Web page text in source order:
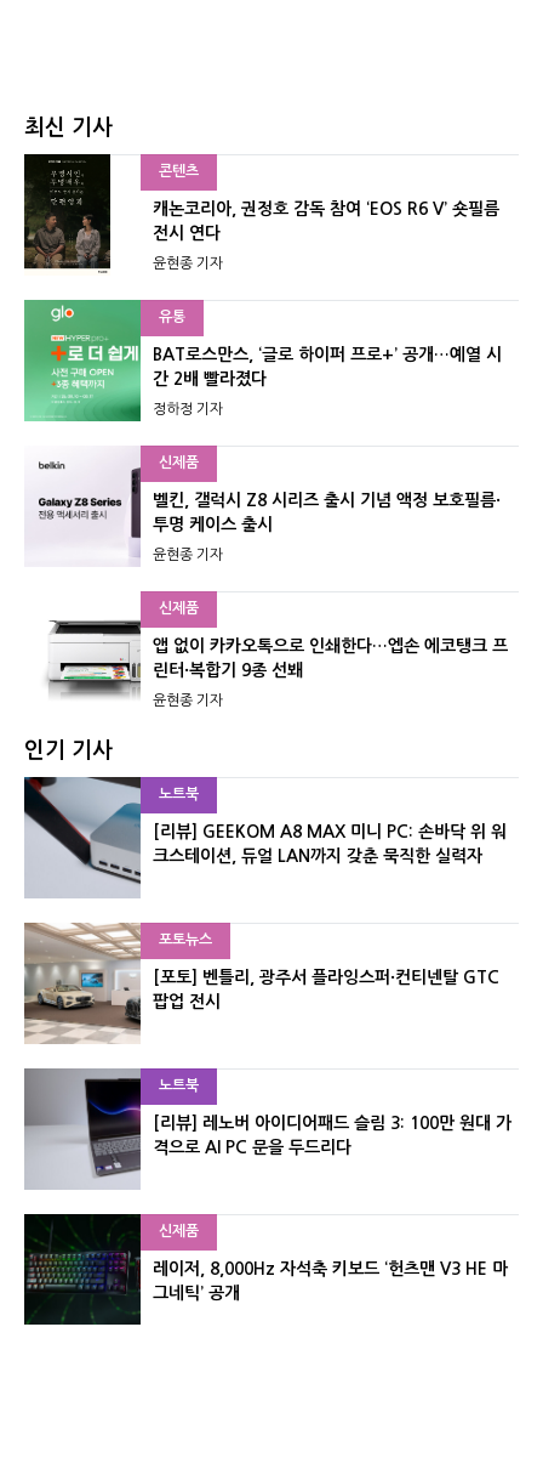
최신 기사
콘텐츠
캐논코리아, 권정호 감독 참여 ‘EOS R6 V’ 숏필름
전시 연다
윤현종 기자
유통
BAT로스만스, ‘글로 하이퍼 프로+’ 공개…예열 시
간 2배 빨라졌다
정하정 기자
신제품
벨킨, 갤럭시 Z8 시리즈 출시 기념 액정 보호필름·
투명 케이스 출시
윤현종 기자
신제품
앱 없이 카카오톡으로 인쇄한다…엡손 에코탱크 프
린터·복합기 9종 선봬
윤현종 기자
인기 기사
노트북
[리뷰] GEEKOM A8 MAX 미니 PC: 손바닥 위 워
크스테이션, 듀얼 LAN까지 갖춘 묵직한 실력자
포토뉴스
[포토] 벤틀리, 광주서 플라잉스퍼·컨티넨탈 GTC
팝업 전시
노트북
[리뷰] 레노버 아이디어패드 슬림 3: 100만 원대 가
격으로 AI PC 문을 두드리다
신제품
레이저, 8,000Hz 자석축 키보드 ‘헌츠맨 V3 HE 마
그네틱’ 공개